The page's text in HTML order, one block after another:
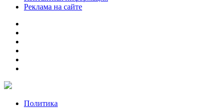
Реклама на сайте
Политика